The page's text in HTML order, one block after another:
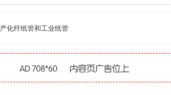
化纤纸管和工业纸管